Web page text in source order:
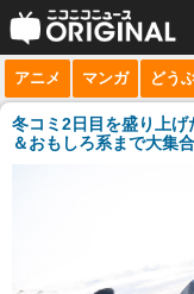
サービス一覧
niconico
アニメ マンガ どう
冬コミ2日目を盛り上
＆おもしろ系まで大集